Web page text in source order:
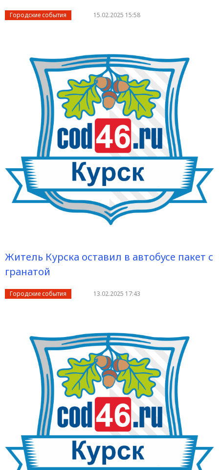
Городские события 15.02.2025 15:58
Житель Курска оставил в автобусе пакет с
гранатой
Городские события 13.02.2025 17:43